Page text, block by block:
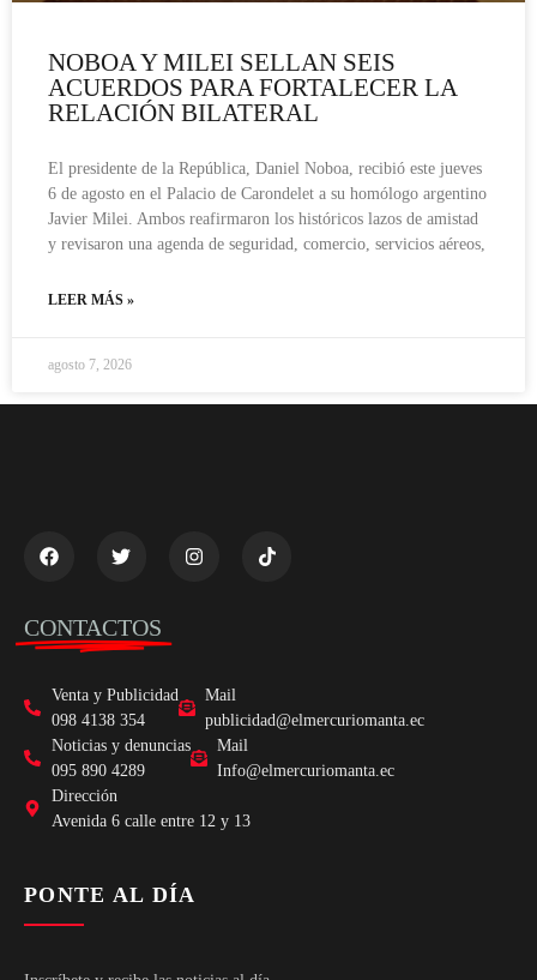
NOBOA Y MILEI SELLAN SEIS
ACUERDOS PARA FORTALECER LA
RELACIÓN BILATERAL
El presidente de la República, Daniel Noboa, recibió este jueves
6 de agosto en el Palacio de Carondelet a su homólogo argentino
Javier Milei. Ambos reafirmaron los históricos lazos de amistad
y revisaron una agenda de seguridad, comercio, servicios aéreos,
LEER MÁS »
agosto 7, 2026
CONTACTOS
Venta y Publicidad
098 4138 354
Mail
publicidad@elmercuriomanta.ec
Noticias y denuncias
095 890 4289
Mail
Info@elmercuriomanta.ec
Dirección
Avenida 6 calle entre 12 y 13
PONTE AL DÍA